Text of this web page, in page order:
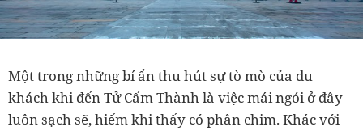
Một trong những bí ẩn thu hút sự tò mò của du
khách khi đến Tử Cấm Thành là việc mái ngói ở đây
luôn sạch sẽ, hiếm khi thấy có phân chim. Khác với